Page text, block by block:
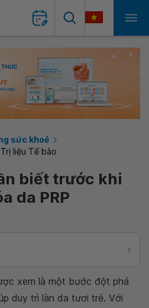
sức khoẻ
liệu Tế bào
biết trước khi
da PRP
xem là một bước đột phá
duy trì làn da tươi trẻ. Với